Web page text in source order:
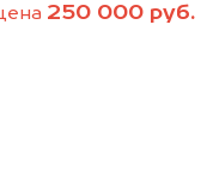
250 000 руб.